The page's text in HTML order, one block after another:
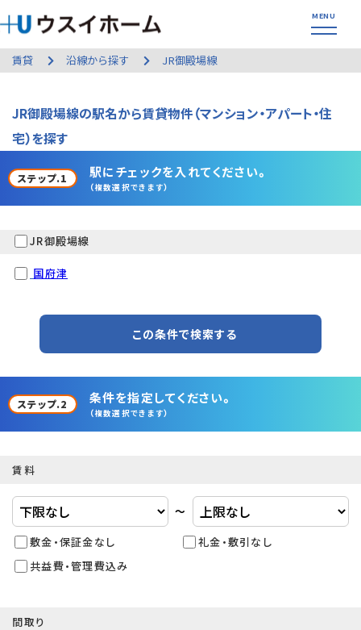
賃貸 沿線から探す JR御殿場線
JR御殿場線の駅名から賃貸物件（マンション・アパート・住
宅）を探す
ステップ.1 駅にチェックを入れてください。
（複数選択できます）
JR御殿場線
国府津
この条件で検索する
ステップ.2 条件を指定してください。
（複数選択できます）
賃料
〜
敷金・保証金なし
礼金・敷引なし
共益費・管理費込み
間取り